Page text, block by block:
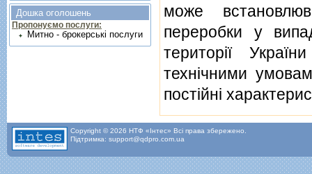
може
переробки у
територiї
технiчними
постiйнi
Дошка оголошень
Пропонуємо послуги:
Митно - брокерські послуги
Copyright © 2026 НТФ «Інтес» Всі права збережено.
Підтримка: support@qdpro.com.ua